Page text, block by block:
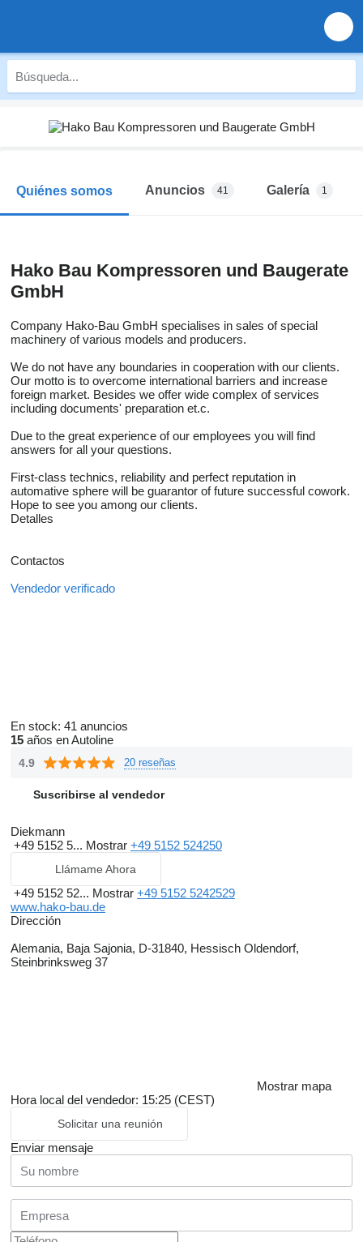
Quiénes somos Anuncios 41 Galería 1
Hako Bau Kompressoren und Baugerate
GmbH
Company Hako-Bau GmbH specialises in sales of special
machinery of various models and producers.
We do not have any boundaries in cooperation with our clients.
Our motto is to overcome international barriers and increase
foreign market. Besides we offer wide complex of services
including documents' preparation et.c.
Due to the great experience of our employees you will find
answers for all your questions.
First-class technics, reliability and perfect reputation in
automative sphere will be guarantor of future successful cowork.
Hope to see you among our clients.
Detalles
Contactos
Vendedor verificado
En stock: 41 anuncios
15 años en Autoline
4.9 20 reseñas
Suscribirse al vendedor
Diekmann
+49 5152 5... Mostrar +49 5152 524250
Llámame Ahora
+49 5152 52... Mostrar +49 5152 5242529
www.hako-bau.de
Dirección
Alemania, Baja Sajonia, D-31840, Hessisch Oldendorf,
Steinbrinksweg 37
Mostrar mapa
Hora local del vendedor: 15:25 (CEST)
Solicitar una reunión
Enviar mensaje